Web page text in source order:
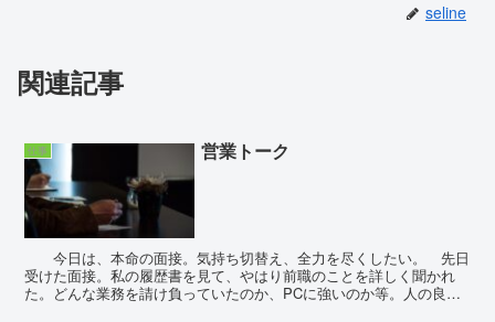
seline
関連記事
仕事 営業トーク
今日は、本命の面接。気持ち切替え、全力を尽くしたい。 先日
受けた面接。私の履歴書を見て、やはり前職のことを詳しく聞かれ
た。どんな業務を請け負っていたのか、PCに強いのか等。人の良さ